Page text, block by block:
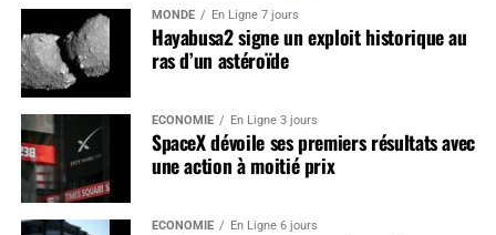
MONDE En Ligne 7 jours
Hayabusa2 signe un exploit historique au
ras d’un astéroïde
ÉCONOMIE En Ligne 3 jours
SpaceX dévoile ses premiers résultats avec
une action à moitié prix
ÉCONOMIE En Ligne 6 jours